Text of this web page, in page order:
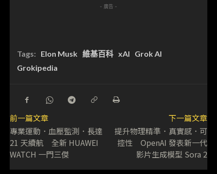
- 廣告 -
Tags: Elon Musk 維基百科 xAI
Grok AI
Grokipedia
前一篇文章
專業運動．血壓監測．長達
21 天續航 全新 HUAWEI
WATCH 一門三傑
下一篇文章
提升物理精準．真實感．可
控性 OpenAI 發表新一代
影片生成模型 Sora 2